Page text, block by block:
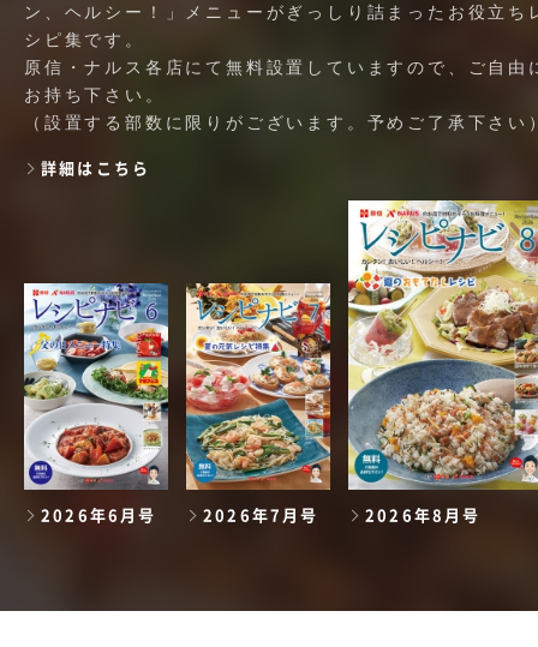
ン、ヘルシー！」メニューがぎっしり詰まったお役立ち
シピ集です。
原信・ナルス各店にて無料設置していますので、ご自由
お持ち下さい。
（設置する部数に限りがございます。予めご了承下さい
詳細はこちら
2026年6月号 2026年7月号 2026年8月号